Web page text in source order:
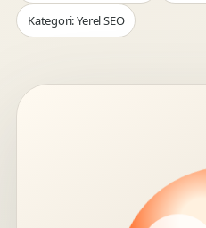
Kategori: Yerel SEO